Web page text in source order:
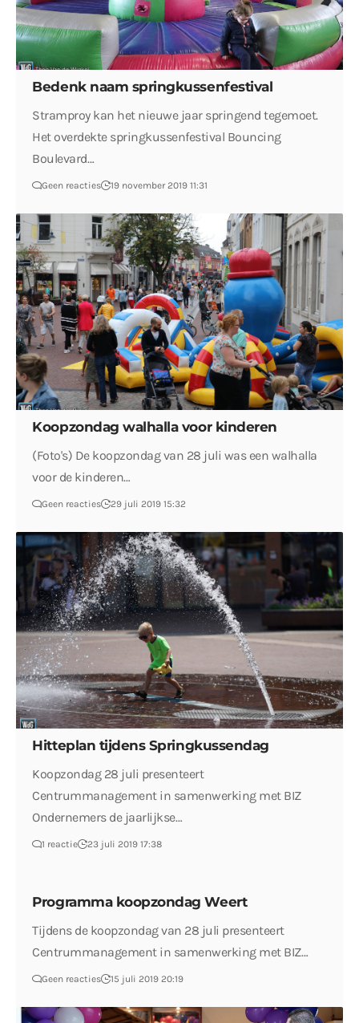
Bedenk naam springkussenfestival
Stramproy kan het nieuwe jaar springend tegemoet.
Het overdekte springkussenfestival Bouncing
Boulevard…
Geen reacties 19 november 2019 11:31
Koopzondag walhalla voor kinderen
(Foto's) De koopzondag van 28 juli was een walhalla
voor de kinderen…
Geen reacties 29 juli 2019 15:32
Hitteplan tijdens Springkussendag
Koopzondag 28 juli presenteert
Centrummanagement in samenwerking met BIZ
Ondernemers de jaarlijkse…
1 reactie 23 juli 2019 17:38
Programma koopzondag Weert
Tijdens de koopzondag van 28 juli presenteert
Centrummanagement in samenwerking met BIZ…
Geen reacties 15 juli 2019 20:19